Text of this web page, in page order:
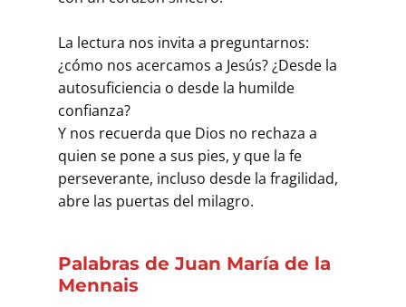
La lectura nos invita a preguntarnos:
¿cómo nos acercamos a Jesús? ¿Desde la
autosuficiencia o desde la humilde
confianza?
Y nos recuerda que Dios no rechaza a
quien se pone a sus pies, y que la fe
perseverante, incluso desde la fragilidad,
abre las puertas del milagro.
Palabras de Juan María de la
Mennais